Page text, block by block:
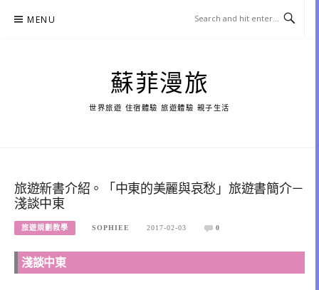
MENU
蘇菲漫旅
世界旅遊 住宿體驗 旅遊體驗 親子生活
旅遊新書介紹。「中東的美麗與哀愁」旅遊書簡介－
淺談中東
旅遊規劃教學 SOPHIEE 2017-02-03 0
淺談中東